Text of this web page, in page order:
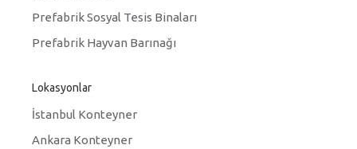
Prefabrik Sosyal Tesis Binaları
Prefabrik Hayvan Barınağı
Lokasyonlar
İstanbul Konteyner
Ankara Konteyner